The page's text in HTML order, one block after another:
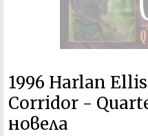
1996 Harlan
Corridor -
новела